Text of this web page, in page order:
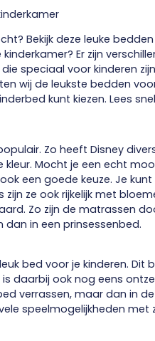
Bekijk deze leuke bedden
Er zijn
speciaal voor kinderen
wij de leukste bedden
kunt kiezen. Lees
Zo heeft Disney
Mocht je een echt
een goede keuze. Je
ze ook rijkelijk met
Zo zijn de matrassen
in een prinsessenbed.
bed voor je kinderen.
is daarbij ook nog eens
verrassen, maar dan in
speelmogelijkheden met